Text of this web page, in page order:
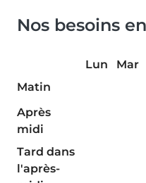
Nos besoins
Lun Mar
Matin
Après
midi
Tard dans
l'après-